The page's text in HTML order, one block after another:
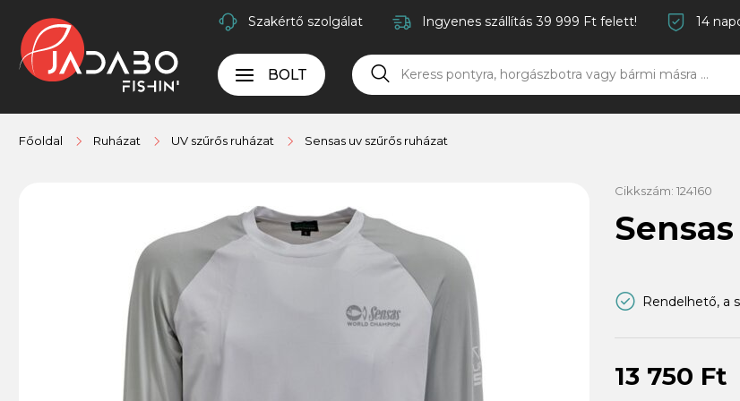
Szakértő szolgálat Ingyenes szállítás 39 999 Ft felett! 14
BOLT
Főoldal Ruházat UV szűrős ruházat Sensas uv szűrős ruházat
Cikkszám: 124160
Rendelhető, a
13 750 Ft